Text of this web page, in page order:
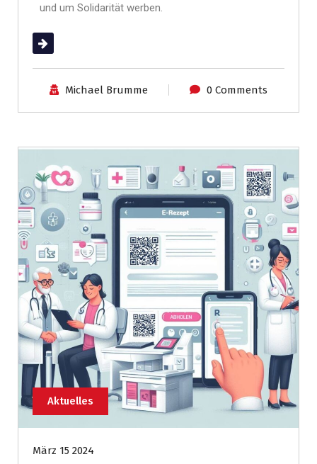
und um Solidarität werben.
(mehr …)
Michael Brumme 0 Comments
Aktuelles
März 15 2024